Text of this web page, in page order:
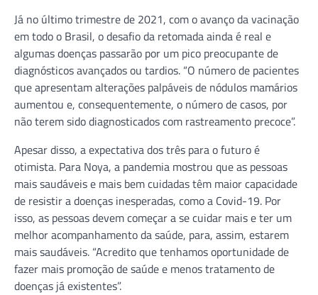
Já no último trimestre de 2021, com o avanço da vacinação
em todo o Brasil, o desafio da retomada ainda é real e
algumas doenças passarão por um pico preocupante de
diagnósticos avançados ou tardios. “O número de pacientes
que apresentam alterações palpáveis de nódulos mamários
aumentou e, consequentemente, o número de casos, por
não terem sido diagnosticados com rastreamento precoce”.
Apesar disso, a expectativa dos três para o futuro é
otimista. Para Noya, a pandemia mostrou que as pessoas
mais saudáveis e mais bem cuidadas têm maior capacidade
de resistir a doenças inesperadas, como a Covid-19. Por
isso, as pessoas devem começar a se cuidar mais e ter um
melhor acompanhamento da saúde, para, assim, estarem
mais saudáveis. “Acredito que tenhamos oportunidade de
fazer mais promoção de saúde e menos tratamento de
doenças já existentes”.